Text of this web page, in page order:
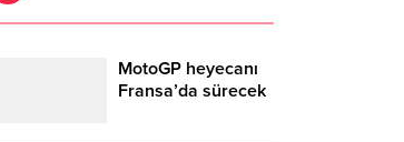
MotoGP heyecanı
Fransa’da sürecek